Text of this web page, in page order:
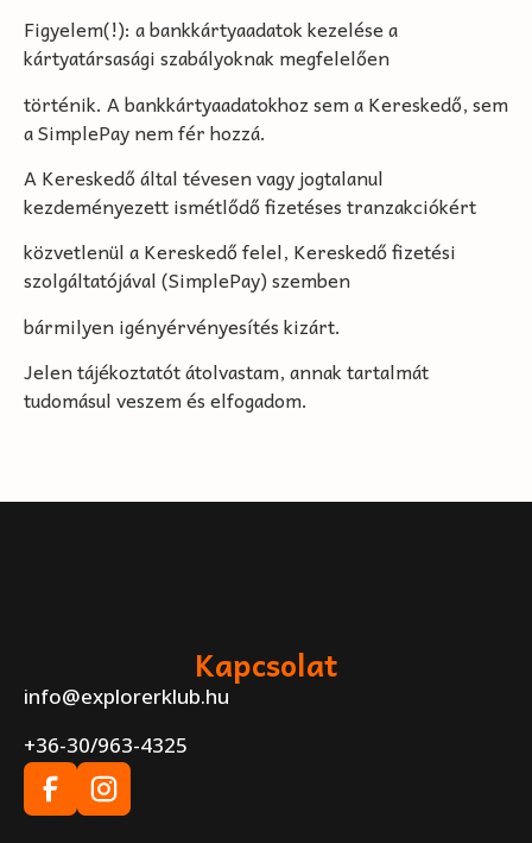
Figyelem(!): a bankkártyaadatok kezelése a
kártyatársasági szabályoknak megfelelően
történik. A bankkártyaadatokhoz sem a Kereskedő, sem
a SimplePay nem fér hozzá.
A Kereskedő által tévesen vagy jogtalanul
kezdeményezett ismétlődő fizetéses tranzakciókért
közvetlenül a Kereskedő felel, Kereskedő fizetési
szolgáltatójával (SimplePay) szemben
bármilyen igényérvényesítés kizárt.
Jelen tájékoztatót átolvastam, annak tartalmát
tudomásul veszem és elfogadom.
Kapcsolat
info@explorerklub.hu
+36-30/963-4325